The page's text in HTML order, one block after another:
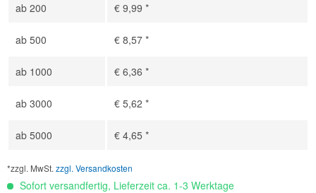
ab 200 € 9,99 *
ab 500 € 8,57 *
ab 1000 € 6,36 *
ab 3000 € 5,62 *
ab 5000 € 4,65 *
*zzgl. MwSt. zzgl. Versandkosten
Sofort versandfertig, Lieferzeit ca. 1-3 Werktage